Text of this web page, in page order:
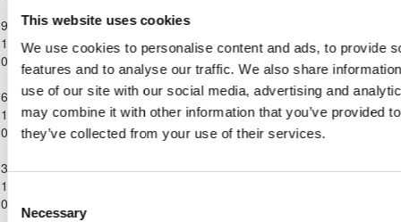
This website uses cookies
We use cookies to personalise content and ads, to provide
features and to analyse our traffic. We also share
use of our site with our social media, advertising and
may combine it with other information that you’ve provided
they’ve collected from your use of their services.
Selection
Necessary
Παγκύπριο
Παίδων Κ-17
2025/26
ΛΥΜΠΙΩΝ1 8ΓΕΡΟΣΚΗΠΟΥ F.C. 44'
Παγκύπριο
Πρωτάθλημα
Παίδων Κ-17
2025/26
ΓΕΡΟΣΚΗΠΟΥ F.C.4 1
OLYMPIACOS
SOCCER WORLD
CYPRUS FC
9'
Πρωτάθλημα
2025/26
Π.Ο. ΑΔΩΝΙΣ